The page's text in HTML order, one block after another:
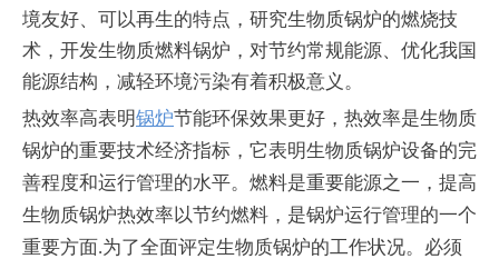
境友好、可以再生的特点，研究生物质锅炉的燃烧技
术，开发生物质燃料锅炉，对节约常规能源、优化我国
能源结构，减轻环境污染有着积极意义。
热效率高表明锅炉节能环保效果更好，热效率是生物质
锅炉的重要技术经济指标，它表明生物质锅炉设备的完
善程度和运行管理的水平。燃料是重要能源之一，提高
生物质锅炉热效率以节约燃料，是锅炉运行管理的一个
重要方面.为了全面评定生物质锅炉的工作状况。必须